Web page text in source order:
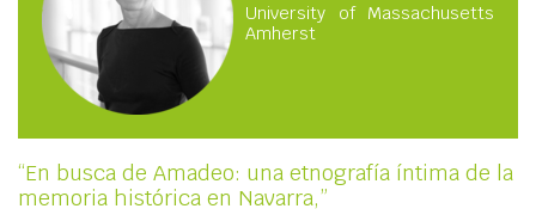
University of Massachusetts
Amherst
“En busca de Amadeo: una etnografía íntima de la
memoria histórica en Navarra,”